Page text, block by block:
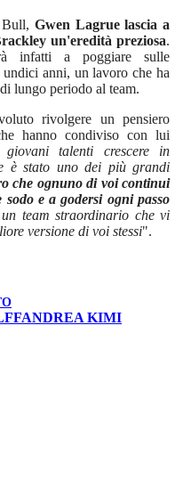
Gwen Lagrue lascia a
un'eredità preziosa.
infatti a poggiare sulle
anni, un lavoro che ha
lungo periodo al team.
rivolgere un pensiero
hanno condiviso con lui
talenti crescere in
è stato uno dei più grandi
che ognuno di voi continui
e a godersi ogni passo
team straordinario che vi
versione di voi stessi".
ANDREA KIMI